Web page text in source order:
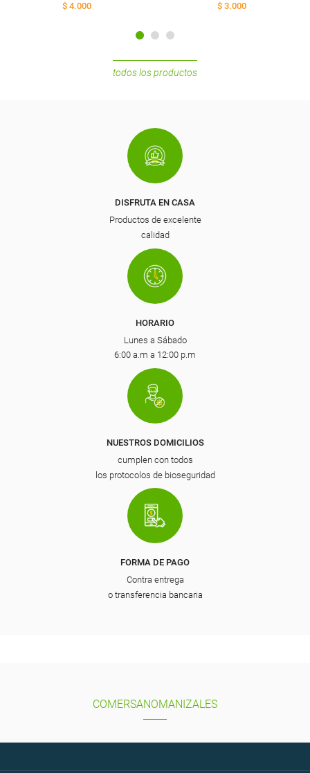
$ 4.000
$ 3.000
todos los productos
DISFRUTA EN CASA
Productos de excelente
calidad
HORARIO
Lunes a Sábado
6:00 a.m a 12:00 p.m
NUESTROS DOMICILIOS
cumplen con todos
los protocolos de bioseguridad
FORMA DE PAGO
Contra entrega
o transferencia bancaria
COMERSANOMANIZALES